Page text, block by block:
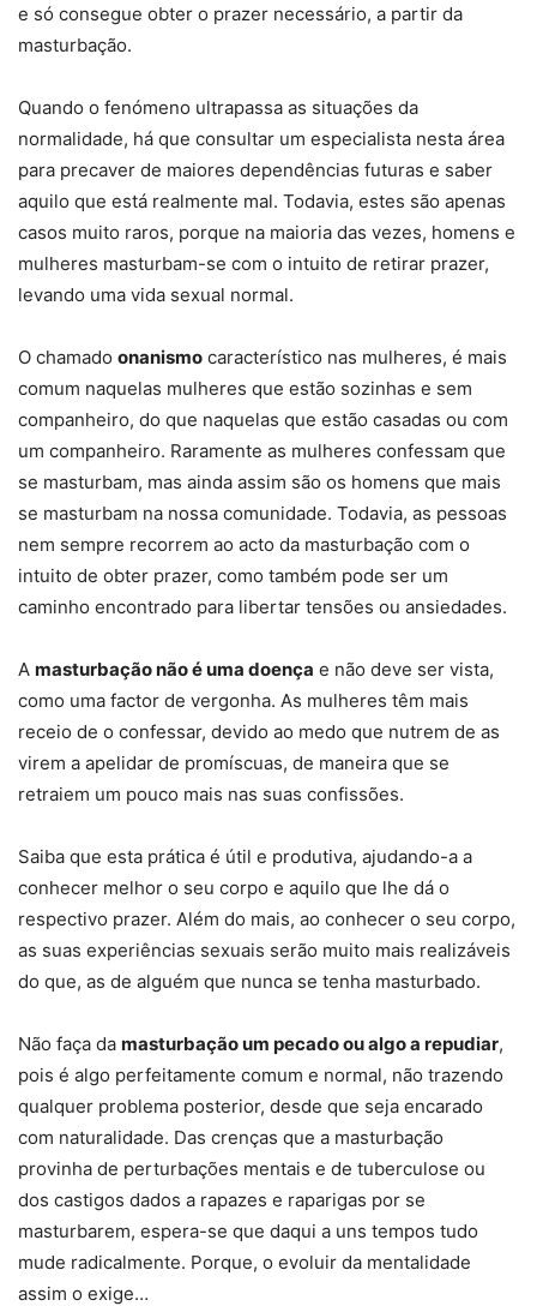
e só consegue obter o prazer necessário, a partir da
masturbação.
Quando o fenómeno ultrapassa as situações da
normalidade, há que consultar um especialista nesta área
para precaver de maiores dependências futuras e saber
aquilo que está realmente mal. Todavia, estes são apenas
casos muito raros, porque na maioria das vezes, homens e
mulheres masturbam-se com o intuito de retirar prazer,
levando uma vida sexual normal.
O chamado onanismo característico nas mulheres, é mais
comum naquelas mulheres que estão sozinhas e sem
companheiro, do que naquelas que estão casadas ou com
um companheiro. Raramente as mulheres confessam que
se masturbam, mas ainda assim são os homens que mais
se masturbam na nossa comunidade. Todavia, as pessoas
nem sempre recorrem ao acto da masturbação com o
intuito de obter prazer, como também pode ser um
caminho encontrado para libertar tensões ou ansiedades.
A masturbação não é uma doença e não deve ser vista,
como uma factor de vergonha. As mulheres têm mais
receio de o confessar, devido ao medo que nutrem de as
virem a apelidar de promíscuas, de maneira que se
retraiem um pouco mais nas suas confissões.
Saiba que esta prática é útil e produtiva, ajudando-a a
conhecer melhor o seu corpo e aquilo que lhe dá o
respectivo prazer. Além do mais, ao conhecer o seu corpo,
as suas experiências sexuais serão muito mais realizáveis
do que, as de alguém que nunca se tenha masturbado.
Não faça da masturbação um pecado ou algo a repudiar,
pois é algo perfeitamente comum e normal, não trazendo
qualquer problema posterior, desde que seja encarado
com naturalidade. Das crenças que a masturbação
provinha de perturbações mentais e de tuberculose ou
dos castigos dados a rapazes e raparigas por se
masturbarem, espera-se que daqui a uns tempos tudo
mude radicalmente. Porque, o evoluir da mentalidade
assim o exige…